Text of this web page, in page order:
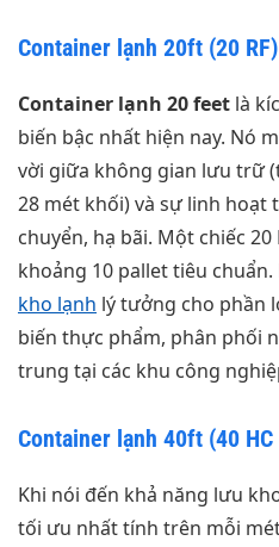
Container lạnh 20ft (20 RF)
Container lạnh 20 feet là
biến bậc nhất hiện nay. Nó
vời giữa không gian lưu trữ
28 mét khối) và sự linh hoạt
chuyển, hạ bãi. Một chiếc
khoảng 10 pallet tiêu chuẩn.
kho lạnh lý tưởng cho phần
biến thực phẩm, phân phối
trung tại các khu công
Container lạnh 40ft (40 HC
Khi nói đến khả năng lưu
tối ưu nhất tính trên mỗi